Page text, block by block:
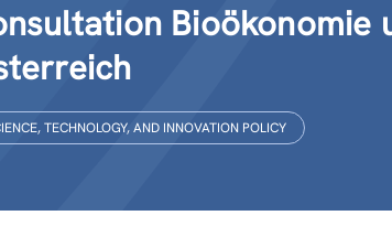
Bioökonomie
TECHNOLOGY, AND INNOVATION POLICY